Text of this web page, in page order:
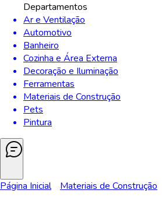
Departamentos
Ar e Ventilação
Automotivo
Banheiro
Cozinha e Área Externa
Decoração e Iluminação
Ferramentas
Materiais de Construção
Pets
Pintura
Página Inicial Materiais de Construção